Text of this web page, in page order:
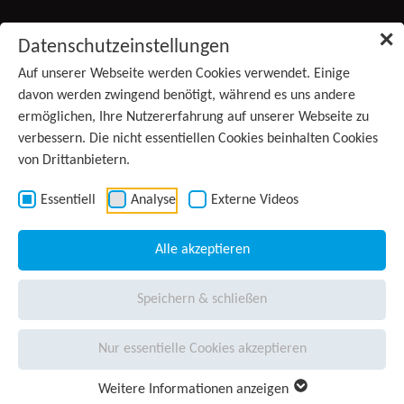
✕
Datenschutzeinstellungen
Auf unserer Webseite werden Cookies verwendet. Einige
davon werden zwingend benötigt, während es uns andere
ermöglichen, Ihre Nutzererfahrung auf unserer Webseite zu
verbessern. Die nicht essentiellen Cookies beinhalten Cookies
von Drittanbietern.
Essentiell Analyse Externe Videos
Alle akzeptieren
Speichern & schließen
Nur essentielle Cookies akzeptieren
Weitere Informationen anzeigen
Produkte
Services
Unternehmen
Presse
Karriere